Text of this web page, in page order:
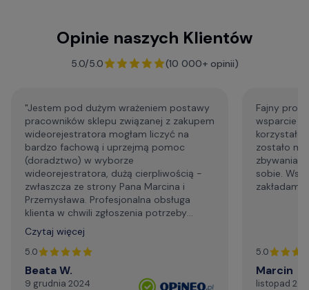
F.A.Q. - najczęściej zadawane pytania
Opinie naszych Klientów
5.0/5.0 (10 000+ opinii)
"Jestem pod dużym wrażeniem postawy
pracowników sklepu związanej z zakupem
wideorejestratora mogłam liczyć na
bardzo fachową i uprzejmą pomoc
(doradztwo) w wyborze
wideorejestratora, dużą cierpliwością -
zwłaszcza ze strony Pana Marcina i
Przemysława. Profesjonalna obsługa
klienta w chwili zgłoszenia potrzeby
wsparcia technicznego. Generalnie,
profesjonalizm. Serdecznie i najmocniej
dziękuję za życzliwą pomoc telefoniczną,
szybki kontakt mailowy."
Czytaj więcej
5.0
Beata W.
9 grudnia 2024
Fajny
wsparcie
zostało mi
zbywania
sobie.
zakładam
5.0
Marcin
listopad